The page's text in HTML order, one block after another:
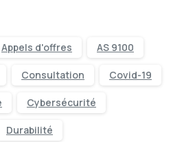
Appels d'offres AS 9100
Consultation Covid-19
Cybersécurité
Durabilité